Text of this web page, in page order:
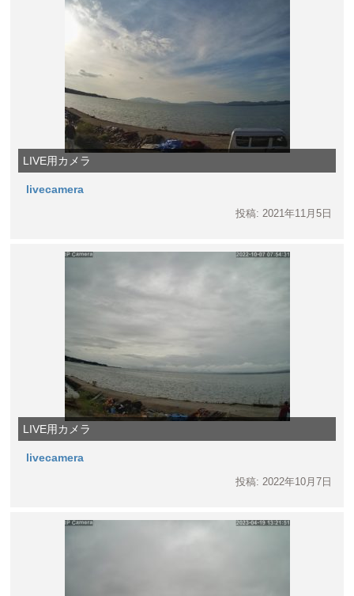
LIVE用カメラ
livecamera
投稿: 2021年11月5日
LIVE用カメラ
livecamera
投稿: 2022年10月7日